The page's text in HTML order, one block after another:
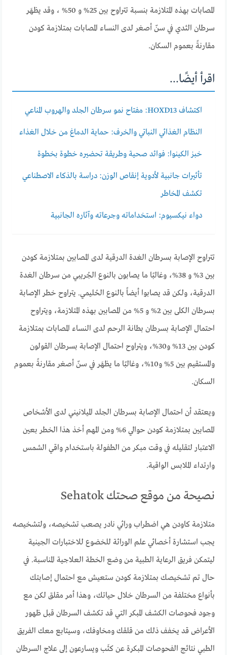
المصابات بهذه المتلازمة بنسبة تتراوح بين 25% و 50% ، وقد يظهَر
سرطان الثدي في سنّ أصغر لدى النساء المصابات بمتلازمة كودن
مقارنةً بعموم السكان.
اقرأ أيضًا...
اكتشاف HOXD13: مفتاح نمو سرطان الجلد والهروب المناعي
النظام الغذائي النباتي والخرف: حماية الدماغ من خلال الغذاء
خبز الكينوا: فوائد صحية وطريقة تحضيره خطوة بخطوة
تأثيرات جانبية لأدوية إنقاص الوزن: دراسة بالذكاء الاصطناعي
تكشف المخاطر
دواء نيكسيوم: استخداماته وجرعاته وآثاره الجانبية
تتراوح الإصابة بسرطان الغدة الدرقية لدى المصابين بمتلازمة كودن
بين 3% و 38%، وغالبًا ما يصابون بالنوع الجُريبي من سرطان الغدة
الدرقية، ولكن قد يصابوا أيضاً بالنوع الحُليمي. يتراوح خطر الإصابة
بسرطان الكلى بين 2% و 5% من المصابين بهذه المتلازمة، ويتراوح
احتمال الإصابة بسرطان بطانة الرحم لدى النساء المصابات بمتلازمة
كودن بين 13% و30%، ويتراوح احتمال الإصابة بسرطان القولون
والمستقيم بين 5% و10%، وغالبًا ما يظهَر في سنّ أصغر مقارنةً بعموم
السكان.
ويعتقد أن احتمال الإصابة بسرطان الجلد الميلانيني لدى الأشخاص
المصابين بمتلازمة كودن حوالي 6% ومن المهم أخذ هذا الخطر بعين
الاعتبار لتقليله في وقت مبكر من الطفولة باستخدام واقي الشمس
وارتداء الملابس الواقية.
نصيحة من موقع صحتك Sehatok
متلازمة كاودن هي اضطراب وراثي نادر يصعب تشخيصه، ولتشخيصه
يجب استشارة أخصائي علم الوراثة للخضوع للاختبارات الجينية
ليتمكن فريق الرعاية الطبية من وضع الخطة العلاجية المناسبة. في
حال تم تشخيصك بمتلازمة كودن ستعيش مع احتمال إصابتك
بأنواع مختلفة من السرطان خلال حياتك، وهذا أمر مقلق لكن مع
وجود فحوصات الكشف المبكر التي قد تكشف السرطان قبل ظهور
الأعراض قد يخفف ذلك من قلقك ومخاوفك، وسيتابع معك الفريق
الطبي نتائج الفحوصات المبكرة عن كثَب ويسارعون إلى علاج السرطان